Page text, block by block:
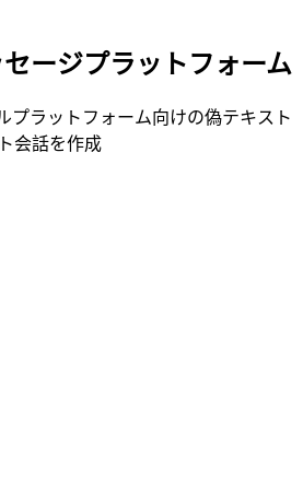
ージプラットフォーム
プラットフォーム向けの偽テキスト
会話を作成